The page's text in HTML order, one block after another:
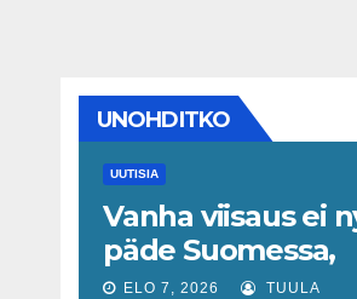
UNOHDITKO
UUTISIA
Vanha viisaus ei
päde Suomessa,
sanoo ekonomisti,
ELO 7, 2026 TUULA